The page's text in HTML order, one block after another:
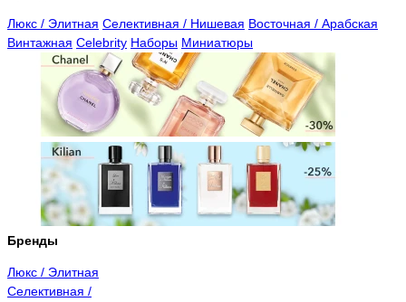
Люкс / Элитная Селективная / Нишевая Восточная / Арабская
Винтажная Celebrity Наборы Миниатюры
Бренды
Люкс / Элитная
Селективная /